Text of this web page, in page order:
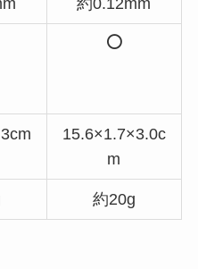
約0.12mm
15.6×1.7×3.0c
m
約20g